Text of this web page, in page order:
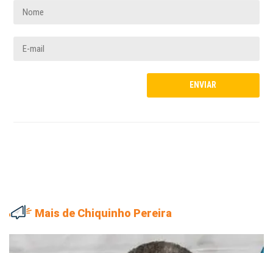
Mais de Chiquinho Pereira